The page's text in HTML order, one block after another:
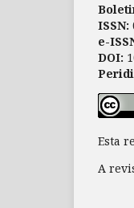
ISSN:
e-
DOI:
Esta
A